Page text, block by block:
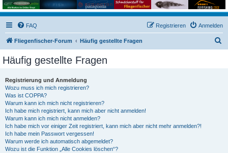
FAQ Anmelden
Registrieren
Fliegenfischer-Forum Häufig gestellte Fragen
Häufig gestellte Fragen
Registrierung und Anmeldung
Wozu muss ich mich registrieren?
Was ist COPPA?
Warum kann ich mich nicht registrieren?
Ich habe mich registriert, kann mich aber nicht anmelden!
Warum kann ich mich nicht anmelden?
Ich habe mich vor einiger Zeit registriert, kann mich aber nicht mehr anmelden?!
Ich habe mein Passwort vergessen!
Warum werde ich automatisch abgemeldet?
Wozu ist die Funktion „Alle Cookies löschen“?